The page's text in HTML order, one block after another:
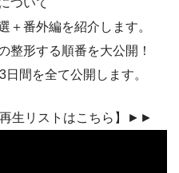
ついて
＋番外編を紹介します。
整形する順番を大公開！
間を全て公開します。
再生リストはこちら】►►